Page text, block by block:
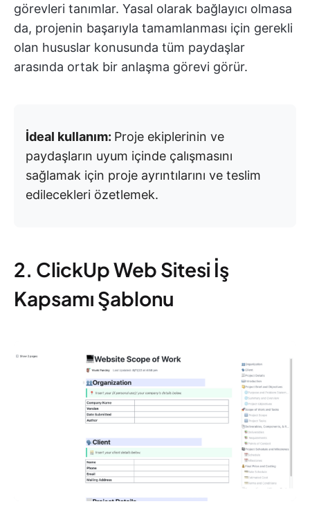
görevleri tanımlar. Yasal olarak bağlayıcı olmasa
da, projenin başarıyla tamamlanması için gerekli
olan hususlar konusunda tüm paydaşlar
arasında ortak bir anlaşma görevi görür.
İdeal kullanım: Proje ekiplerinin ve
paydaşların uyum içinde çalışmasını
sağlamak için proje ayrıntılarını ve teslim
edilecekleri özetlemek.
2. ClickUp Web Sitesi İş
Kapsamı Şablonu